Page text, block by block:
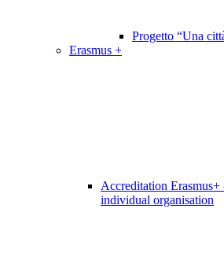
Progetto “Una
Erasmus +
Accreditation
individual organisation